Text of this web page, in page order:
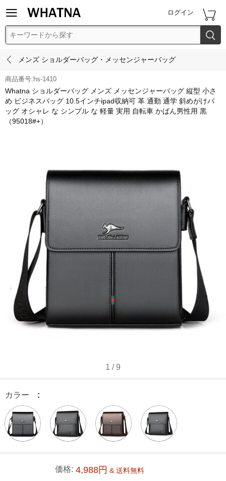
 ログイン 

 メンズ ショルダーバッグ・メッセンジャーバッグ
商品番号:hs-1410
Whatna ショルダーバッグ メンズ メッセンジャーバッグ 縦型 小さ
め ビジネスバッグ 10.5インチipad収納可 革 通勤 通学 斜めがけバ
ッグ オシャレ な シンプル な 軽量 実用 自転車 かばん男性用 黒
（95018#+）
1 /9
カラー :
価格: 4,988円 & 送料無料